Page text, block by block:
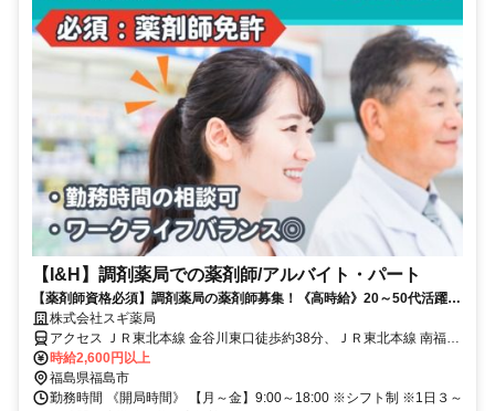
【I&H】調剤薬局での薬剤師/アルバイト・パート
【薬剤師資格必須】調剤薬局の薬剤師募集！《高時給》20～50代活躍中
★ブランクOK〇
株式会社スギ薬局
アクセス ＪＲ東北本線 金谷川東口徒歩約38分、ＪＲ東北本線 南福島
徒歩約60分、ＪＲ東北本線 松川徒歩約67分
時給2,600円以上
福島県福島市
勤務時間 《開局時間》 【月～金】9:00～18:00 ※シフト制 ※1日３～